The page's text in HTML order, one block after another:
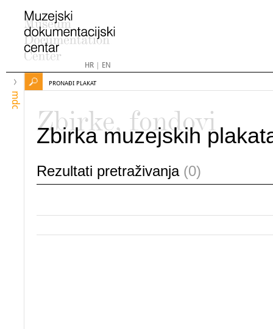
HR| EN
mdc
PRONAĐI PLAKAT
Zbirke, fondovi
Zbirka muzejskih
Rezultati pretraživanja (0)